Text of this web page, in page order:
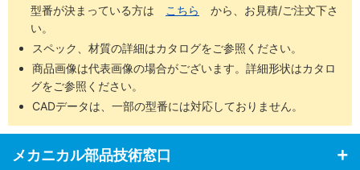
型番が決まっている方は
こちら
から、お見積/ご注文下さ
い。
スペック、材質の詳細はカタログをご参照ください。
商品画像は代表画像の場合がございます。詳細形状はカタロ
グをご参照ください。
CADデータは、一部の型番には対応しておりません。
メカニカル部品技術窓口